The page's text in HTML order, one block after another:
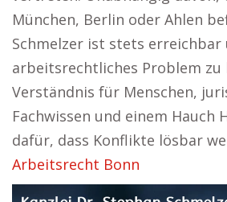
München, Berlin oder Ahlen
Schmelzer ist stets
arbeitsrechtliches Problem zu
Verständnis für Menschen,
Fachwissen und einem Hauch
dafür, dass Konflikte lösbar
Arbeitsrecht Bonn